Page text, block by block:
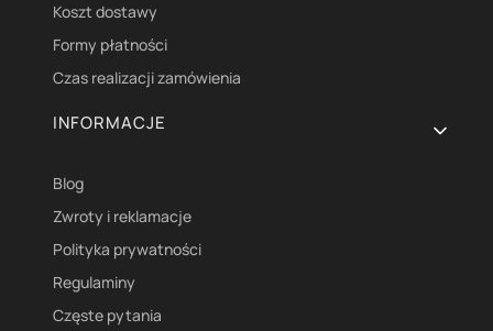
Koszt dostawy
Formy płatności
Czas realizacji zamówienia
INFORMACJE
Blog
Zwroty i reklamacje
Polityka prywatności
Regulaminy
Częste pytania